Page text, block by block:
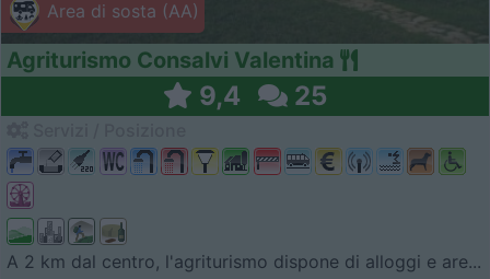
Area di sosta (AA)
Agriturismo Consalvi Valentina
9,4 25
A 2 km dal centro, l'agriturismo dispone di alloggi e are...